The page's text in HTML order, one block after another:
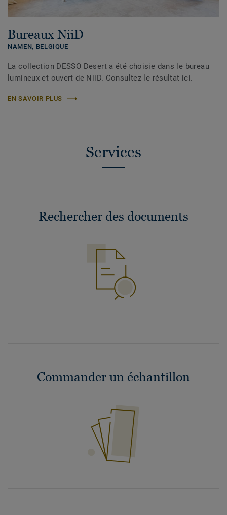
Bureaux NiiD
NAMEN, BELGIQUE
La collection DESSO Desert a été choisie dans le bureau
lumineux et ouvert de NiiD. Consultez le résultat ici.
EN SAVOIR PLUS
Services
Rechercher des documents
Commander un échantillon